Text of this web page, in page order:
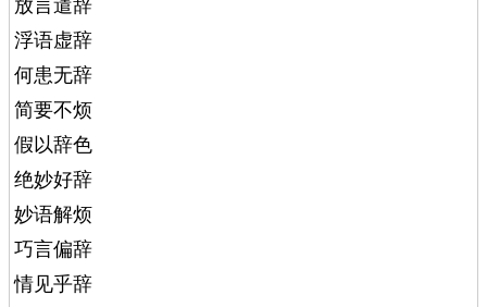
放言遣辞
浮语虚辞
何患无辞
简要不烦
假以辞色
绝妙好辞
妙语解烦
巧言偏辞
情见乎辞